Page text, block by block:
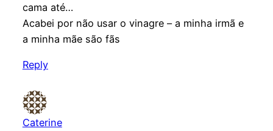
cama até…
Acabei por não usar o vinagre – a minha irmã e
a minha mãe são fãs
Reply
Caterine